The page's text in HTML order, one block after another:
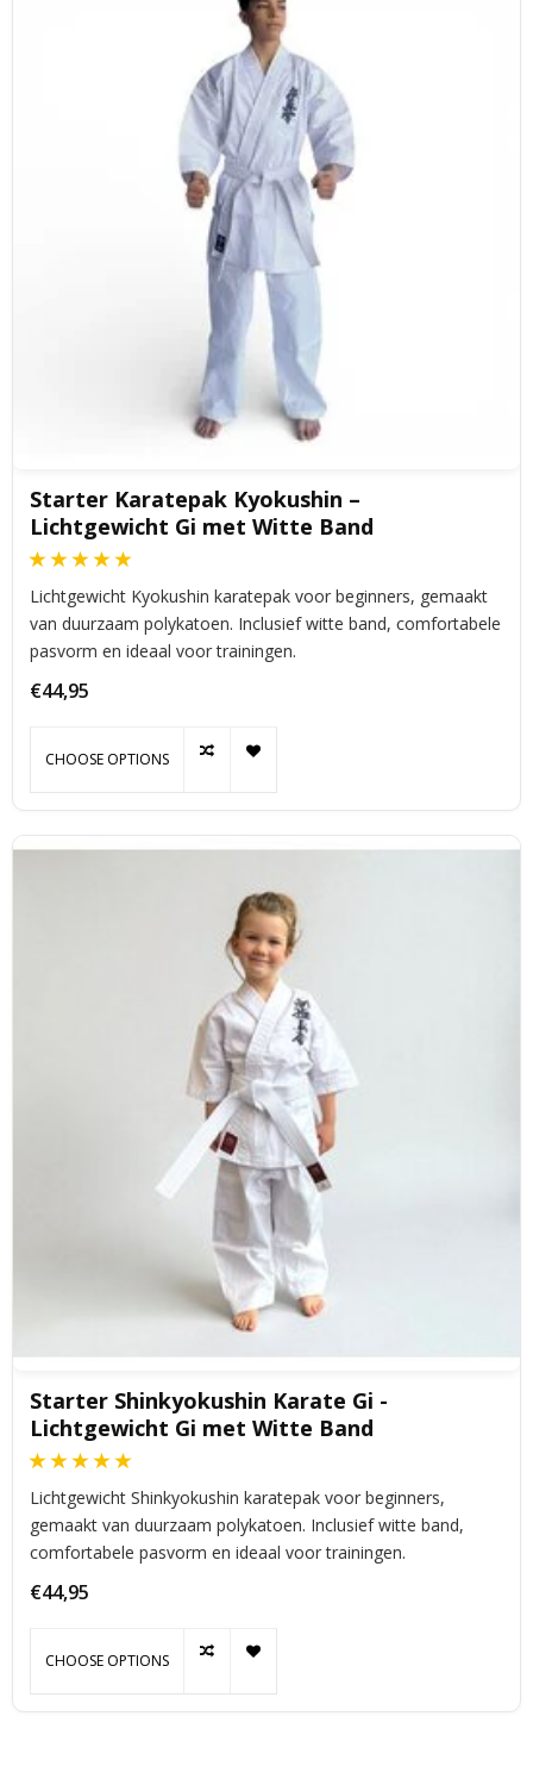
Starter Karatepak Kyokushin –
Lichtgewicht Gi met Witte Band
Lichtgewicht Kyokushin karatepak voor beginners, gemaakt
van duurzaam polykatoen. Inclusief witte band, comfortabele
pasvorm en ideaal voor trainingen.
€44,95
CHOOSE OPTIONS
Starter Shinkyokushin Karate Gi -
Lichtgewicht Gi met Witte Band
Lichtgewicht Shinkyokushin karatepak voor beginners,
gemaakt van duurzaam polykatoen. Inclusief witte band,
comfortabele pasvorm en ideaal voor trainingen.
€44,95
CHOOSE OPTIONS